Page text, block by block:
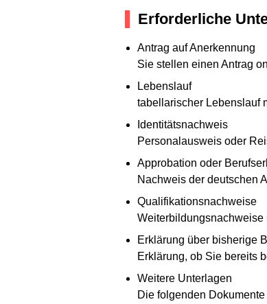
Erforderliche
Antrag auf Anerkennung
Sie stellen einen Antrag
Lebenslauf
tabellarischer Lebenslauf
Identitätsnachweis
Personalausweis oder
Approbation oder
Nachweis der deutschen
Qualifikationsnachweise
Erklärung über bisherige
Erklärung, ob Sie bereits
Weitere Unterlagen
Die folgenden